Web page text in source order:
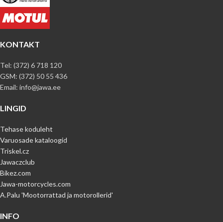
KONTAKT
Tel: (372) 6 718 120
GSM: (372) 50 55 436
Email: info@jawa.ee
LINGID
Tehase koduleht
Varuosade kataloogid
Triskel.cz
Jawaczclub
Bikez.com
Jawa-motorcycles.com
A.Palu 'Mootorrattad ja motorollerid'
INFO